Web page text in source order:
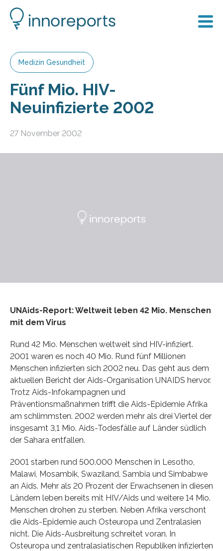
Medizin Gesundheit
Fünf Mio. HIV-
Neuinfizierte 2002
27 November 2002
UNAids-Report: Weltweit leben 42 Mio. Menschen
mit dem Virus
Rund 42 Mio. Menschen weltweit sind HIV-infiziert.
2001 waren es noch 40 Mio. Rund fünf Millionen
Menschen infizierten sich 2002 neu. Das geht aus dem
aktuellen Bericht der Aids-Organisation UNAIDS hervor.
Trotz Aids-Infokampagnen und
Präventionsmaßnahmen trifft die Aids-Epidemie Afrika
am schlimmsten. 2002 werden mehr als drei Viertel der
insgesamt 3,1 Mio. Aids-Todesfälle auf Länder südlich
der Sahara entfallen.
2001 starben rund 500.000 Menschen in Lesotho,
Malawi, Mosambik, Swaziland, Sambia und Simbabwe
an Aids. Mehr als 20 Prozent der Erwachsenen in diesen
Ländern leben bereits mit HIV/Aids und weitere 14 Mio.
Menschen drohen zu sterben. Neben Afrika verschont
die Aids-Epidemie auch Osteuropa und Zentralasien
nicht. Die Aids-Ausbreitung schreitet voran. In
Osteuropa und zentralasiatischen Republiken infizierten